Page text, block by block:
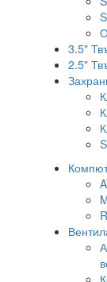
3.5"
2.5"